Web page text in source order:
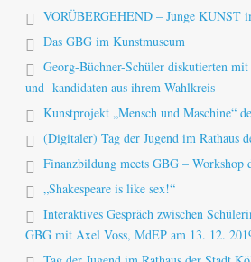
VORÜBERGEHEND – Junge KUNST
Das GBG im Kunstmuseum
Georg-Büchner-Schüler diskutierten mit
und -kandidaten aus ihrem Wahlkreis
Kunstprojekt „Mensch und Maschine“
(Digitaler) Tag der Jugend im Rathaus
Finanzbildung meets GBG – Workshop
„Shakespeare is like sex!“
Interaktives Gespräch zwischen
GBG mit Axel Voss, MdEP am 13. 12.